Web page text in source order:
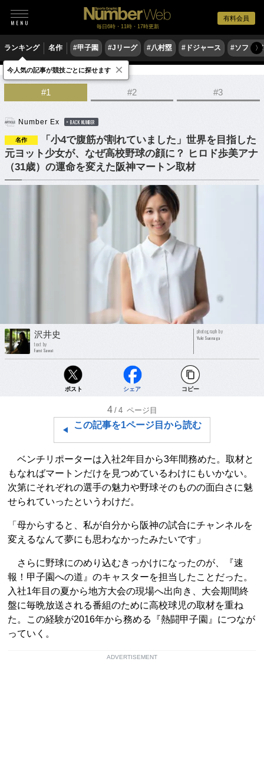
有料会員
毎日6時・11時・17時更新
ランキング 名作 #甲子園 #Jリーグ #八村塁 #ドジャース #ソフト〉
野球 高校野球
#1 #2 #3
Number Ex BACK NUMBER
名作
「小4で腹筋が割れていました」世界を目指した
元ヨット少女が、なぜ高校野球の顔に？ ヒロド歩美アナ
（31歳）の運命を変えた阪神マートン取材
沢井史
text by
Fumi Sawai
photograph by
Yuki Suenaga
ポスト シェア コピー
4 /4 ページ目
この記事を1ページ目から読む
ベンチリポーターは入社2年目から3年間務めた。取材と
もなればマートンだけを見つめているわけにもいかない。
次第にそれぞれの選手の魅力や野球そのものの面白さに魅
せられていったというわけだ。
「母からすると、私が自分から阪神の試合にチャンネルを
変えるなんて夢にも思わなかったみたいです」
さらに野球にのめり込むきっかけになったのが、『速
報！甲子園への道』のキャスターを担当したことだった。
入社1年目の夏から地方大会の現場へ出向き、大会期間終
盤に毎晩放送される番組のために高校球児の取材を重ね
た。この経験が2016年から務める『熱闘甲子園』につなが
っていく。
ADVERTISEMENT
今人気の記事が競技ごとに探せます ×